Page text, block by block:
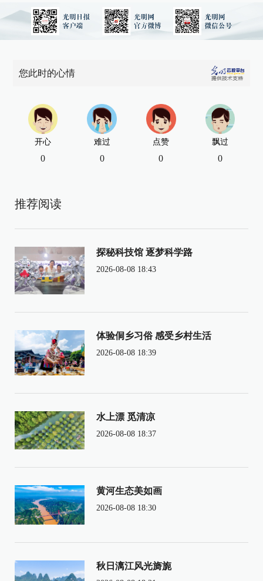
您此时的心情
开心
0
难过
0
点赞
0
飘过
0
推荐阅读
探秘科技馆 逐梦科学路
2026-08-08 18:43
体验侗乡习俗 感受乡村生活
2026-08-08 18:39
水上漂 觅清凉
2026-08-08 18:37
黄河生态美如画
2026-08-08 18:30
秋日漓江风光旖旎